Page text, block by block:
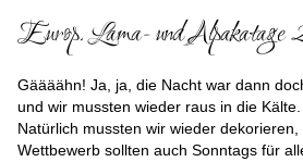
Europ. Lama- und
Gäääähn! Ja, ja, die Nacht war dann
und wir mussten wieder raus in die Kälte.
Natürlich mussten wir wieder
Wettbewerb sollten auch Sonntags für